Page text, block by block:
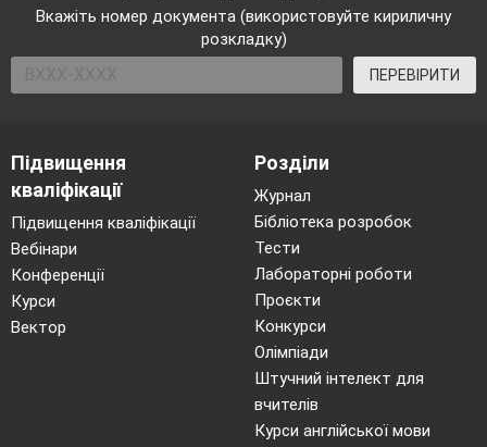
4. Потрапляючи у воду, він руйнується;
риба та інші організми, що там живуть,
1. Я маю дуже багато іграшок,
виготовлених з неї.
2. Вона буває різнокольоровою і її дуже
легко зламати.
3. Предмети, виготовлені з неї, легкі.
4. Якщо її підпалити, то з'явиться багато
чорного диму, який має неприємний запах.
Вкажіть номер документа (використовуйте кириличну
розкладку)
ПЕРЕВІРИТИ
Підвищення
кваліфікації
Підвищення кваліфікації
Вебінари
Конференції
Курси
Вектор
Розділи
Журнал
Бібліотека розробок
Тести
Лабораторні роботи
Проєкти
Конкурси
Олімпіади
Штучний інтелект для
вчителів
Курси англійської мови